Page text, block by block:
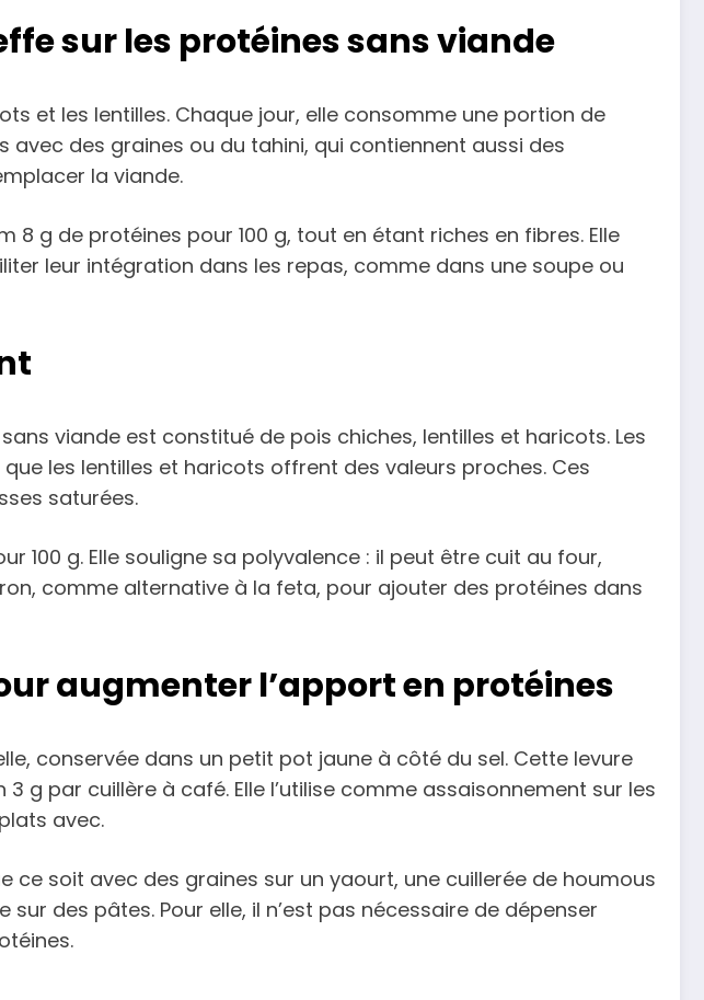
sur les protéines sans viande
et les lentilles. Chaque jour, elle consomme une portion de
des graines ou du tahini, qui contiennent aussi des
la viande.
g de protéines pour 100 g, tout en étant riches en fibres. Elle
leur intégration dans les repas, comme dans une soupe ou
viande est constitué de pois chiches, lentilles et haricots. Les
les lentilles et haricots offrent des valeurs proches. Ces
saturées.
100 g. Elle souligne sa polyvalence : il peut être cuit au four,
comme alternative à la feta, pour ajouter des protéines dans
augmenter l’apport en protéines
conservée dans un petit pot jaune à côté du sel. Cette levure
par cuillère à café. Elle l’utilise comme assaisonnement sur les
avec.
ce soit avec des graines sur un yaourt, une cuillerée de houmous
des pâtes. Pour elle, il n’est pas nécessaire de dépenser